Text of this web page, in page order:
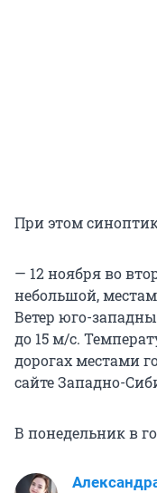
При этом
— 12 ноября во
небольшой,
Ветер юго-
до 15 м/с.
дорогах местами
сайте Западно-
В понедельник в